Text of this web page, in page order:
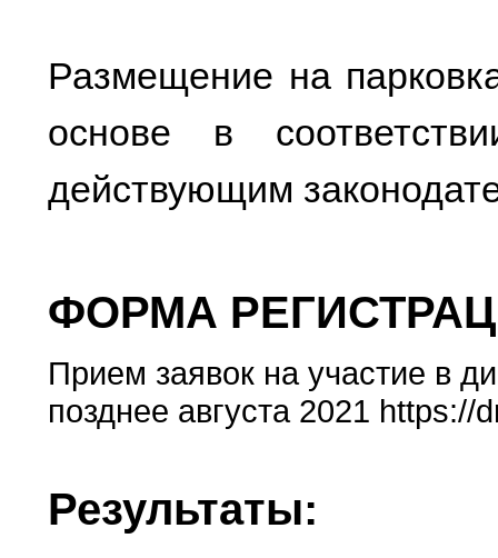
Размещение на
основе в
действующим
ФОРМА
Прием заявок на участие в
позднее августа 2021
Результаты: